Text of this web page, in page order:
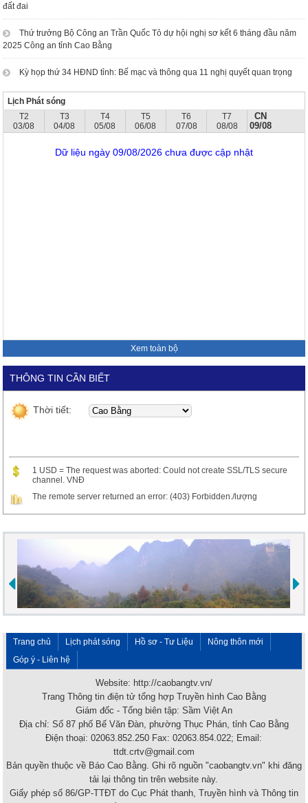
đất đai
Thứ trưởng Bộ Công an Trần Quốc Tỏ dự hội nghị sơ kết 6 tháng đầu năm
2025 Công an tỉnh Cao Bằng
Kỳ họp thứ 34 HĐND tỉnh: Bế mạc và thông qua 11 nghị quyết quan trọng
Lịch Phát sóng
T2
03/08
T3
04/08
T4
05/08
T5
06/08
T6
07/08
T7
08/08
CN
09/08
Dữ liệu ngày 09/08/2026 chưa được cập nhật
Xem toàn bộ
THÔNG TIN CẦN BIẾT
Thời tiết:
1 USD = The request was aborted: Could not create SSL/TLS secure
channel. VNĐ
The remote server returned an error: (403) Forbidden./lượng
Trang chủ Lịch phát sóng Hồ sơ - Tư Liệu
Nông thôn mới
Góp ý - Liên hệ
Website: http://caobangtv.vn/
Trang Thông tin điện tử tổng hợp Truyền hình Cao Bằng
Giám đốc - Tổng biên tập: Sầm Việt An
Địa chỉ: Số 87 phố Bế Văn Đàn, phường Thục Phán, tỉnh Cao Bằng
Điện thoại: 02063.852.250 Fax: 02063.854.022; Email:
ttdt.crtv@gmail.com
Bản quyền thuộc về Báo Cao Bằng. Ghi rõ nguồn "caobangtv.vn" khi đăng
tải lại thông tin trên website này.
Giấy phép số 86/GP-TTĐT do Cục Phát thanh, Truyền hình và Thông tin